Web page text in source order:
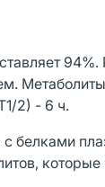
94%.
2) - 6 ч.
с белками